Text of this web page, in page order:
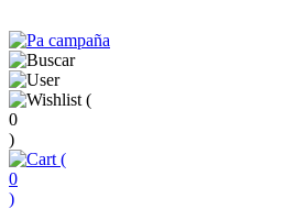
(
0
)
(
0
)